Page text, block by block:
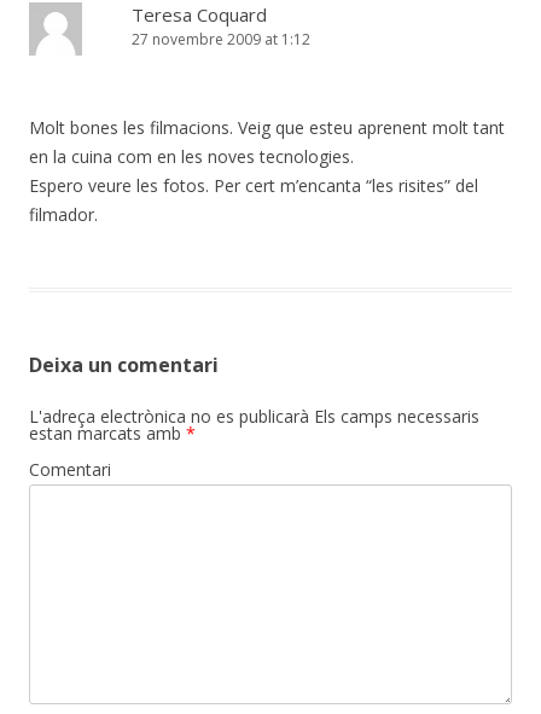
Teresa Coquard
27 novembre 2009 at 1:12
Molt bones les filmacions. Veig que esteu aprenent molt tant
en la cuina com en les noves tecnologies.
Espero veure les fotos. Per cert m’encanta “les risites” del
filmador.
Deixa un comentari
L'adreça electrònica no es publicarà Els camps necessaris
estan marcats amb *
Comentari